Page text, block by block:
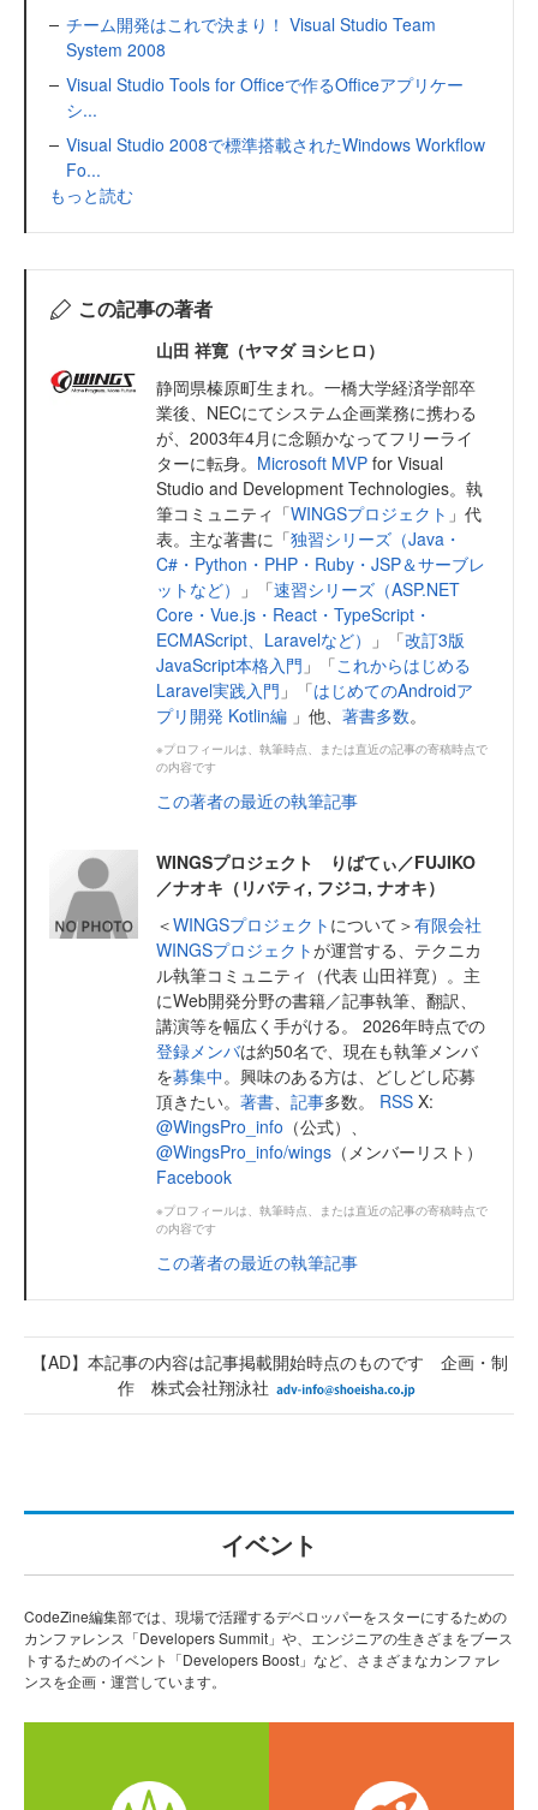
チーム開発はこれで決まり！ Visual Studio Team
System 2008
Visual Studio Tools for Officeで作るOfficeアプリケー
シ...
Visual Studio 2008で標準搭載されたWindows Workflow
Fo...
もっと読む
この記事の著者
山田 祥寛（ヤマダ ヨシヒロ）
静岡県榛原町生まれ。一橋大学経済学部卒
業後、NECにてシステム企画業務に携わる
が、2003年4月に念願かなってフリーライ
ターに転身。 Microsoft MVP for Visual
Studio and Development Technologies。執
筆コミュニティ「WINGSプロジェクト 」代
表。主な著書に「独習シリーズ（Java・
C#・Python・PHP・Ruby・JSP＆サーブレ
ットなど）
」「速習シリーズ（ASP.NET
Core・Vue.js・React・TypeScript・
ECMAScript、Laravelなど）
」「改訂3版
JavaScript本格入門 」「これからはじめる
Laravel実践入門 」「はじめてのAndroidア
プリ開発 Kotlin編 」他、 著書多数。
※プロフィールは、執筆時点、または直近の記事の寄稿時点で
の内容です
この著者の最近の執筆記事
WINGSプロジェクト りばてぃ／FUJIKO
／ナオキ（リバティ, フジコ, ナオキ）
＜WINGSプロジェクト について＞有限会社
WINGSプロジェクトが運営する、テクニカ
ル執筆コミュニティ（代表 山田祥寛）。主
にWeb開発分野の書籍／記事執筆、翻訳、
講演等を幅広く手がける。 2026年時点での
登録メンバは約50名で、現在も執筆メンバ
を募集中。興味のある方は、どしどし応募
頂きたい。 著書、 記事多数。 RSS X:
@WingsPro_info （公式）、
@WingsPro_info/wings （メンバーリスト）
Facebook
※プロフィールは、執筆時点、または直近の記事の寄稿時点で
の内容です
この著者の最近の執筆記事
【AD】本記事の内容は記事掲載開始時点のものです 企画・制
作 株式会社翔泳社
イベント
CodeZine編集部では、現場で活躍するデベロッパーをスターにするための
カンファレンス「Developers Summit」や、エンジニアの生きざまをブース
トするためのイベント「Developers Boost」など、さまざまなカンファレ
ンスを企画・運営しています。